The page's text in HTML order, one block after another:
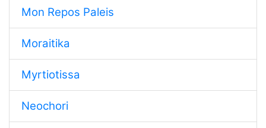
Mon Repos Paleis
Moraitika
Myrtiotissa
Neochori